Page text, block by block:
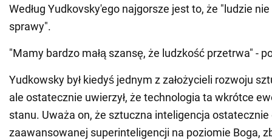
Według Yudkovsky'ego najgorsze jest to, że "ludzie
sprawy".
"Mamy bardzo małą szansę, że ludzkość przetrwa" -
Yudkowsky był kiedyś jednym z założycieli rozwoju
ale ostatecznie uwierzył, że technologia ta wkrótce
stanu. Uważa on, że sztuczna inteligencja
zaawansowanej superinteligencji na poziomie Boga,